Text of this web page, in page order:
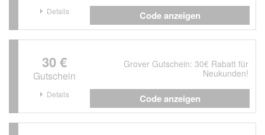
Details Code anzeigen
30 €
Gutschein
Grover Gutschein: 30€ Rabatt für
Neukunden!
Details Code anzeigen